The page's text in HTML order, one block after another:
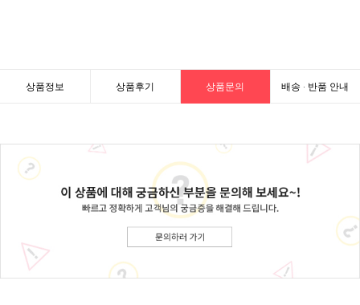
상품정보 상품후기 상품문의 배송 · 반품 안내